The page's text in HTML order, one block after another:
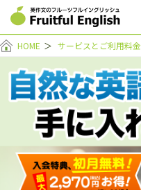
HOME ＞ サービスとご利用料金